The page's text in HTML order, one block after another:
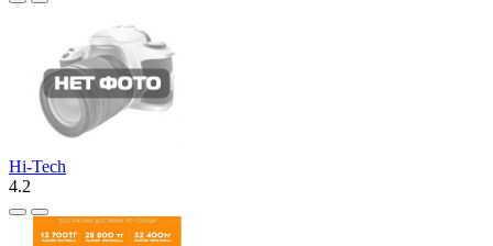
Hi-Tech
4.2